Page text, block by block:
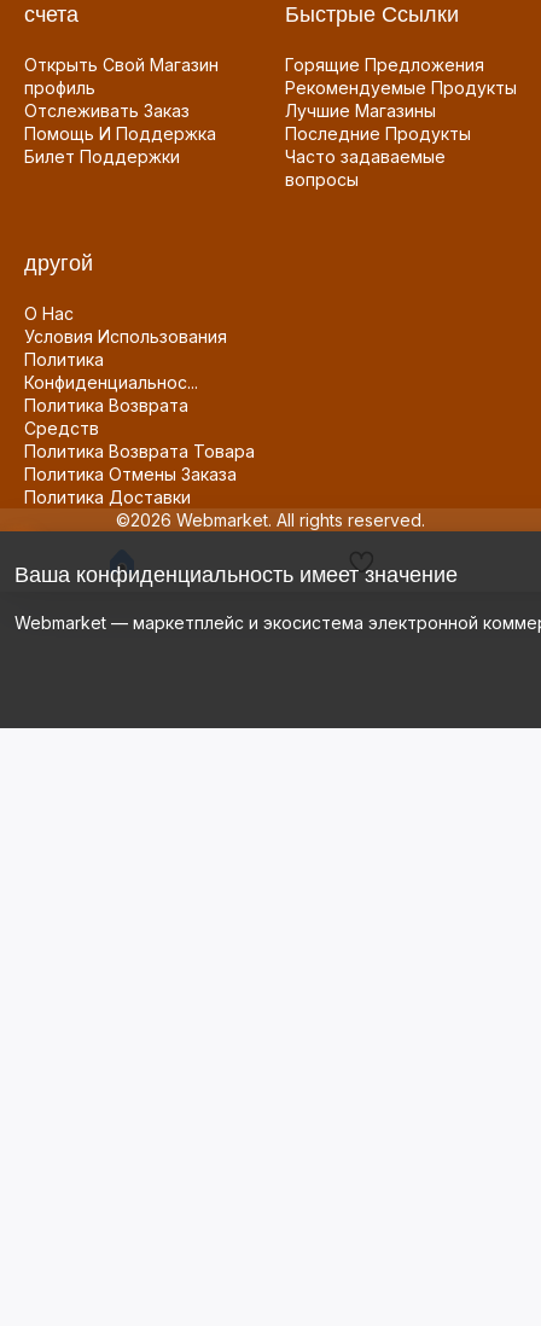
счета
Открыть Свой Магазин
профиль
Отслеживать Заказ
Помощь И Поддержка
Билет Поддержки
Быстрые Ссылки
Горящие Предложения
Рекомендуемые Продукты
Лучшие Магазины
Последние Продукты
Часто задаваемые
вопросы
другой
О Нас
Условия Использования
Политика
Конфиденциальнос...
Политика Возврата
Средств
Политика Возврата Товара
Политика Отмены Заказа
Политика Доставки
©2026 Webmarket. All rights reserved.
Ваша конфиденциальность имеет значение
Webmarket — маркетплейс и экосистема электронной